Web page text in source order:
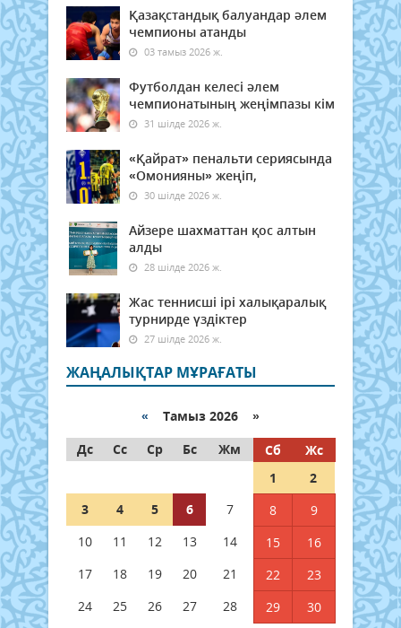
Қазақстандық балуандар әлем
чемпионы атанды
03 тамыз 2026 ж.
Футболдан келесі әлем
чемпионатының жеңімпазы кім
31 шілде 2026 ж.
«Қайрат» пенальти сериясында
«Омонияны» жеңіп,
30 шілде 2026 ж.
Айзере шахматтан қос алтын
алды
28 шілде 2026 ж.
Жас теннисші ірі халықаралық
турнирде үздіктер
27 шілде 2026 ж.
ЖАҢАЛЫҚТАР МҰРАҒАТЫ
« Тамыз 2026 »
Дс
Сс Ср Бс Жм Сб
Жс
1
2
3
4 5 6 7 8
9
10
11 12 13 14 15
16
17
18 19 20 21 22
23
24
25 26 27 28 29 30